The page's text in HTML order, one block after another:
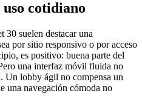
cotidiano
30 suelen destacar una
por sitio responsivo o por acceso
es positivo: buena parte del
una interfaz móvil fluida no
Un lobby ágil no compensa un
una navegación cómoda no